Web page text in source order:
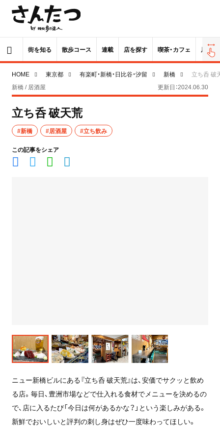
街を知る 散歩コース 連載 店を探す 喫茶・カフェ 居酒屋
HOME 東京都 有楽町・新橋・日比谷・汐留 新橋
立ち呑 破
新橋 / 居酒屋
更新日：2024.06.30
立ち呑 破天荒
#新橋 #居酒屋 #立ち飲み
この記事をシェア
ニュー新橋ビルにある『立ち呑 破天荒』は、安価でサクッと飲め
る店。毎日、豊洲市場などで仕入れる食材でメニューを決めるの
で、店に入るたび「今日は何があるかな？」という楽しみがある。
新鮮でおいしいと評判の刺し身はぜひ一度味わってほしい。